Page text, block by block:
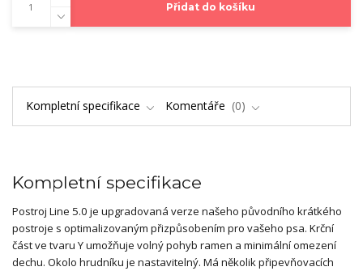
Přidat do košíku
Kompletní specifikace Komentáře 0
Kompletní specifikace
Postroj Line 5.0 je upgradovaná verze našeho původního krátkého
postroje s optimalizovaným přizpůsobením pro vašeho psa. Krční
část ve tvaru Y umožňuje volný pohyb ramen a minimální omezení
dechu. Okolo hrudníku je nastavitelný. Má několik připevňovacích